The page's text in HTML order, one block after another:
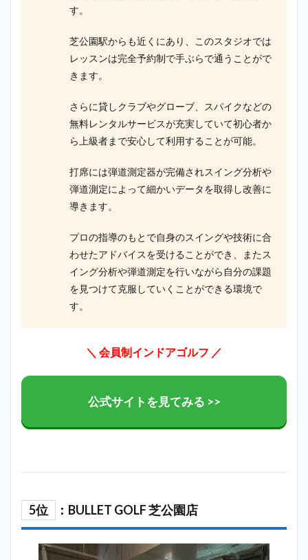
す。
芝公園駅からも近くにあり、このスタジオでは
レッスンは完全予約制で手ぶらで通うことがで
きます。
さらに貸しクラブやグローブ、スパイクなどの
無料レンタルサービスが充実していて初心者か
ら上級者まで安心して利用することが可能。
打席には弾道測定器が完備されスイング分析や
弾道測定によって細かいデータを取得し改善に
導きます。
プロの指導のもとで自身のスイングや技術に合
わせたアドバイスを受けることができ、またス
イング分析や弾道測定を行いながら自分の課題
を見つけて克服していくことができる環境で
す。
＼ 会員制インドアゴルフ ／
公式サイトを見てみる >>
5位 ：BULLET GOLF 芝公園店